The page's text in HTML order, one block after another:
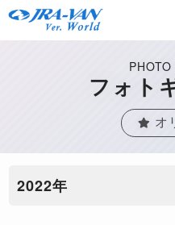
フォト
オ
2022年